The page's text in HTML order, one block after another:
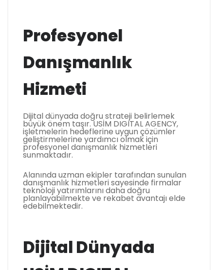
Profesyonel
Danışmanlık
Hizmeti
Dijital dünyada doğru strateji belirlemek
büyük önem taşır. USİM DIGITAL AGENCY,
işletmelerin hedeflerine uygun çözümler
geliştirmelerine yardımcı olmak için
profesyonel danışmanlık hizmetleri
sunmaktadır.
Alanında uzman ekipler tarafından sunulan
danışmanlık hizmetleri sayesinde firmalar
teknoloji yatırımlarını daha doğru
planlayabilmekte ve rekabet avantajı elde
edebilmektedir.
Dijital Dünyada